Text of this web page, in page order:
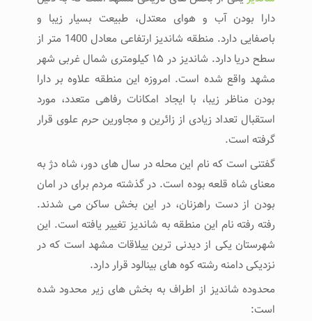
دارا بودن آب و هوای معتدل، طبیعت بسیار زیبا و
باصفایی دارد. منطقه شاندیز ارتفاعی معادل 1400 متر از
سطح دریا دارد. شاندیز در ۱۵ کیلومتری شمال غربی شهر
مشهد واقع شده است. امروزه این منطقه علاوه بر دارا
بودن مناظر زیبا، با ایجاد امکانات رفاهی متعدد، مورد
استقبال تعداد زیادی از زائرین و مجاورین حرم علوی قرار
گرفته است.
گفتنی است که نام این محله در سال های دور، شاه دژ به
معنای شاه قلعه بوده است. در گذشته مردم برای در امان
بودن از دست راهزنان، در این بخش ساکن می شدند.
رفته رفته نام این منطقه به شاندیز تغییر یافته است. این
شهرستان یکی از دیدنی ترین ییلاقات مشهد است که در
نزدیکی دامنه رشته کوه های بینالود قرار دارد.
محدوده شاندیز از اطراف به بخش های زیر محدود شده
است: